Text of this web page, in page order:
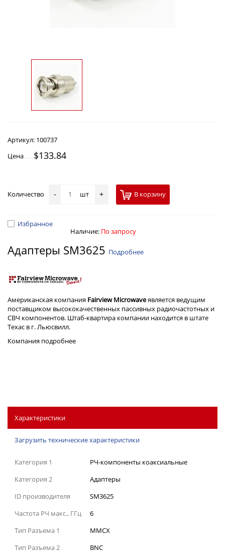
Артикул: 100737
Цена
$133.84
Количество - шт + В корзину
Избранное
Наличие: По запросу
Адаптеры SM3625 Подробнее
Американская компания Fairview Microwaveявляется ведущим
поставщиком высококачественных пассивных радиочастотных и
СВЧ компонентов. Штаб-квартира компании находится в штате
Техас в г. Льюсвилл.
Компания подробнее
Характеристики
Загрузить технические характеристики
Категория 1
РЧ-компоненты коаксиальные
Категория 2
Адаптеры
ID производителя
SM3625
Частота РЧ макс., ГГц
6
Тип Разъема 1
MMCX
Тип Разъема 2
BNC